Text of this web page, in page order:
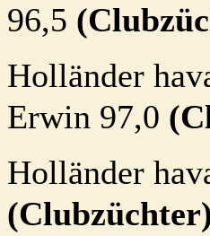
96,5
Holländer
Erwin 97,0
Holländer
(Clubzüchter)